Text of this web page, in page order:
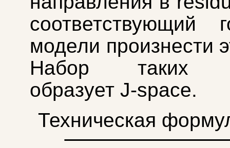
соответствующий
модели произнести
Набор таких
образует J-space.
Техническая